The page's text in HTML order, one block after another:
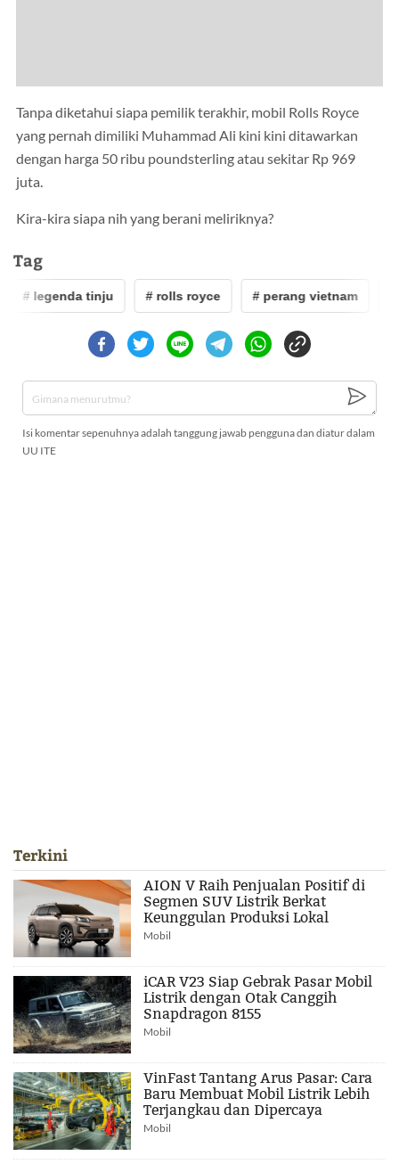
Tanpa diketahui siapa pemilik terakhir, mobil Rolls Royce
yang pernah dimiliki Muhammad Ali kini kini ditawarkan
dengan harga 50 ribu poundsterling atau sekitar Rp 969
juta.
Kira-kira siapa nih yang berani meliriknya?
Tag
# legenda tinju # rolls royce # perang vietnam
Isi komentar sepenuhnya adalah tanggung jawab pengguna dan diatur dalam
UU ITE
Terkini
AION V Raih Penjualan Positif di
Segmen SUV Listrik Berkat
Keunggulan Produksi Lokal
Mobil
iCAR V23 Siap Gebrak Pasar Mobil
Listrik dengan Otak Canggih
Snapdragon 8155
Mobil
VinFast Tantang Arus Pasar: Cara
Baru Membuat Mobil Listrik Lebih
Terjangkau dan Dipercaya
Mobil